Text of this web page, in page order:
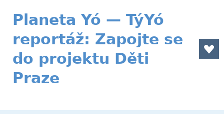
Planeta Yó — TýYó
reportáž: Zapojte se
do projektu Děti
Praze